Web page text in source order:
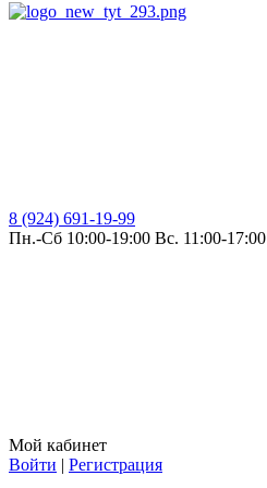
8 (924) 691-19-99
Пн.-Сб 10:00-19:00 Вс. 11:00-17:00
Мой кабинет
Войти | Регистрация